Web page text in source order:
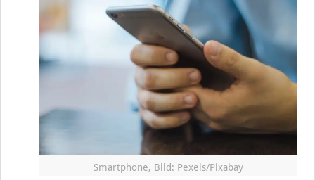
Smartphone, Bild: Pexels/Pixabay